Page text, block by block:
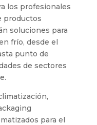
los profesionales
productos
soluciones para
frío, desde el
punto de
de sectores
para el